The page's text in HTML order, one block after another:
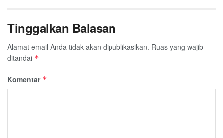
Tinggalkan Balasan
Alamat email Anda tidak akan dipublikasikan. Ruas yang wajib
ditandai *
Komentar *